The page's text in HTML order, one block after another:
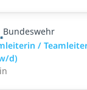
Bundeswehr
/
d)